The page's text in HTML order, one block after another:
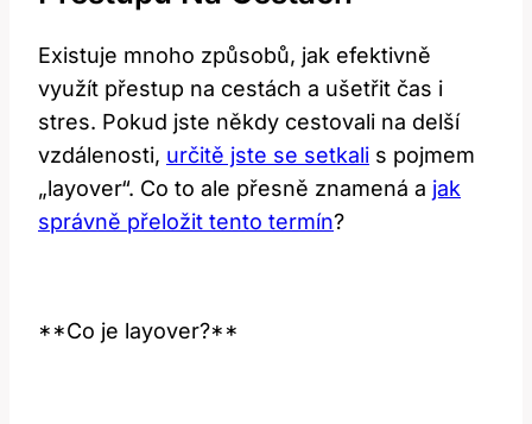
Existuje mnoho způsobů, jak efektivně
využít přestup na cestách a ušetřit čas i
stres. Pokud jste někdy cestovali na delší
vzdálenosti, určitě jste se setkali s pojmem
„layover“. Co to ale přesně znamená a jak
správně přeložit tento termín?
**Co je layover?**